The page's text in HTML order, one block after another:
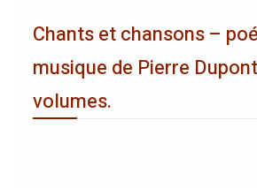
Chants et chansons –
musique de Pierre
volumes.